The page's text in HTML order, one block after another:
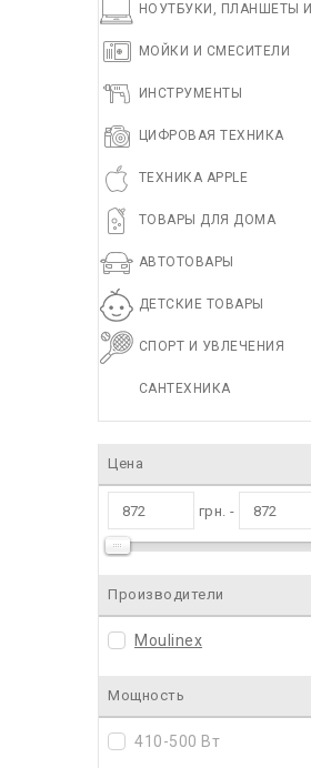
НОУТБУКИ, ПЛАНШЕТЫ
МОЙКИ И СМЕСИТЕЛИ
ИНСТРУМЕНТЫ
ЦИФРОВАЯ ТЕХНИКА
ТЕХНИКА APPLE
ТОВАРЫ ДЛЯ ДОМА
АВТОТОВАРЫ
ДЕТСКИЕ ТОВАРЫ
СПОРТ И УВЛЕЧЕНИЯ
САНТЕХНИКА
Цена
грн. -
Производители
Moulinex
Мощность
410-500 Вт